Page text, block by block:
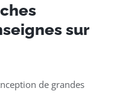
sur
de grandes